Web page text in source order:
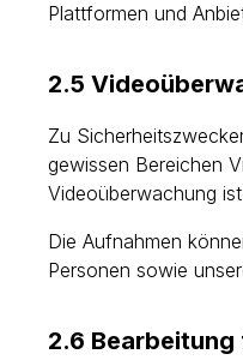
Plattformen und
2.5
Zu
gewissen Bereichen
Videoüberwachung
Die Aufnahmen
Personen sowie
2.6